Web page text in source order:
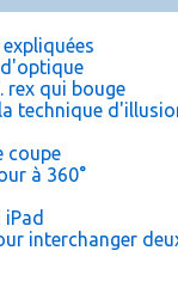
rex qui bouge
technique
coupe
à 360°
interchanger